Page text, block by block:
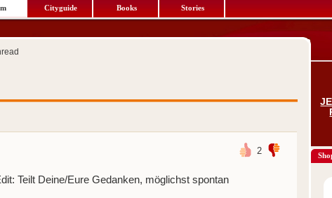
Cityguide Books Stories
2
Teilt Deine/Eure Gedanken, möglichst spontan